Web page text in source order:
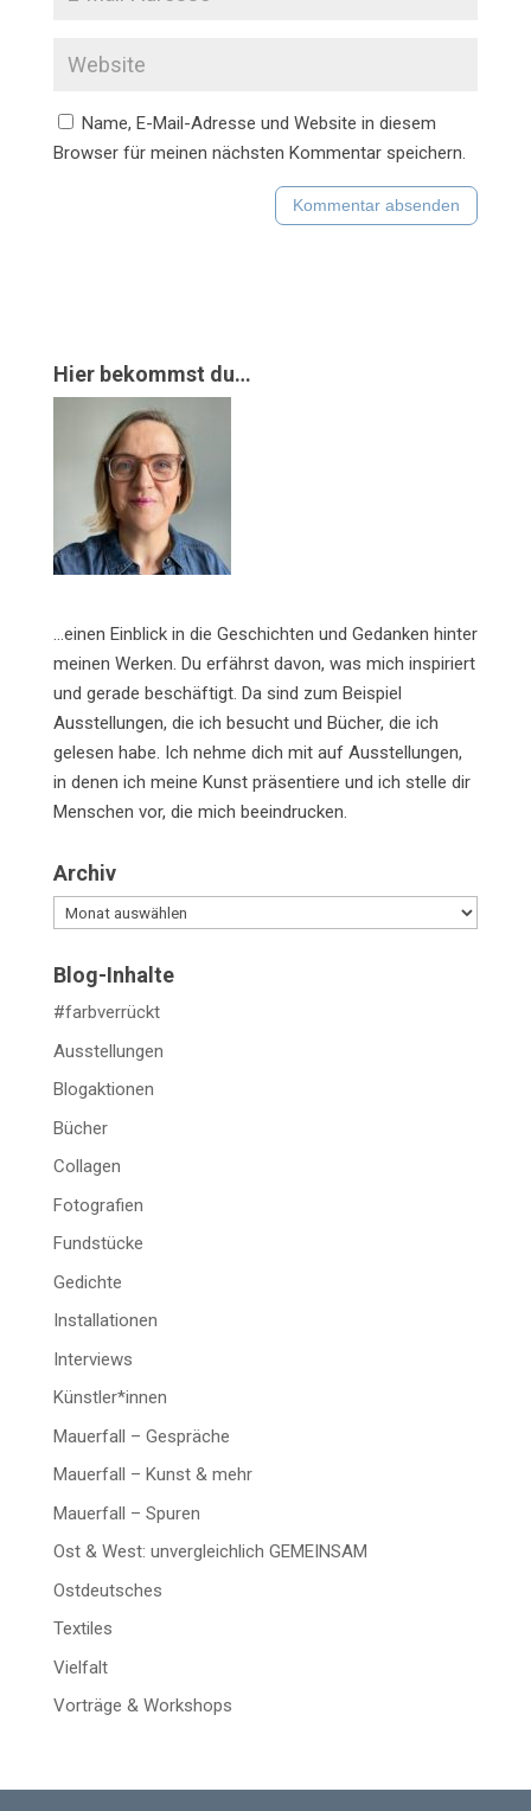
Name, E-Mail-Adresse und Website in diesem
Browser für meinen nächsten Kommentar speichern.
Hier bekommst du…
…einen Einblick in die Geschichten und Gedanken hinter
meinen Werken. Du erfährst davon, was mich inspiriert
und gerade beschäftigt. Da sind zum Beispiel
Ausstellungen, die ich besucht und Bücher, die ich
gelesen habe. Ich nehme dich mit auf Ausstellungen,
in denen ich meine Kunst präsentiere und ich stelle dir
Menschen vor, die mich beeindrucken.
Archiv
Archiv
Blog-Inhalte
#farbverrückt
Ausstellungen
Blogaktionen
Bücher
Collagen
Fotografien
Fundstücke
Gedichte
Installationen
Interviews
Künstler*innen
Mauerfall – Gespräche
Mauerfall – Kunst & mehr
Mauerfall – Spuren
Ost & West: unvergleichlich GEMEINSAM
Ostdeutsches
Textiles
Vielfalt
Vorträge & Workshops